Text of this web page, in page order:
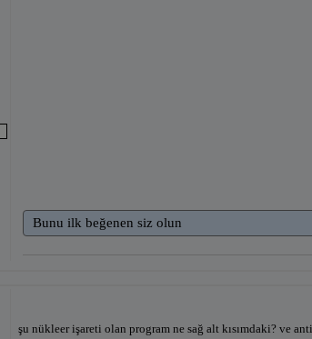
Bunu ilk beğenen siz olun
şu nükleer işareti olan program ne sağ alt kısımdaki? ve